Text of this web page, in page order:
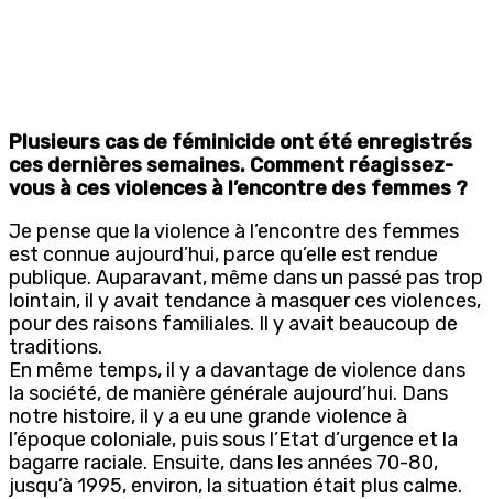
Plusieurs cas de féminicide ont été enregistrés
ces dernières semaines. Comment réagissez-
vous à ces violences à l’encontre des femmes ?
Je pense que la violence à l’encontre des femmes
est connue aujourd’hui, parce qu’elle est rendue
publique. Auparavant, même dans un passé pas trop
lointain, il y avait tendance à masquer ces violences,
pour des raisons familiales. Il y avait beaucoup de
traditions.
En même temps, il y a davantage de violence dans
la société, de manière générale aujourd’hui. Dans
notre histoire, il y a eu une grande violence à
l’époque coloniale, puis sous l’Etat d’urgence et la
bagarre raciale. Ensuite, dans les années 70-80,
jusqu’à 1995, environ, la situation était plus calme.